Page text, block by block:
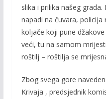
slika i prilika našeg
napadi na čuvara,
koljače koji pune
veći, tu na samom
roštilj – roštilja se
Zbog svega gore
Krivaja , predsjednik